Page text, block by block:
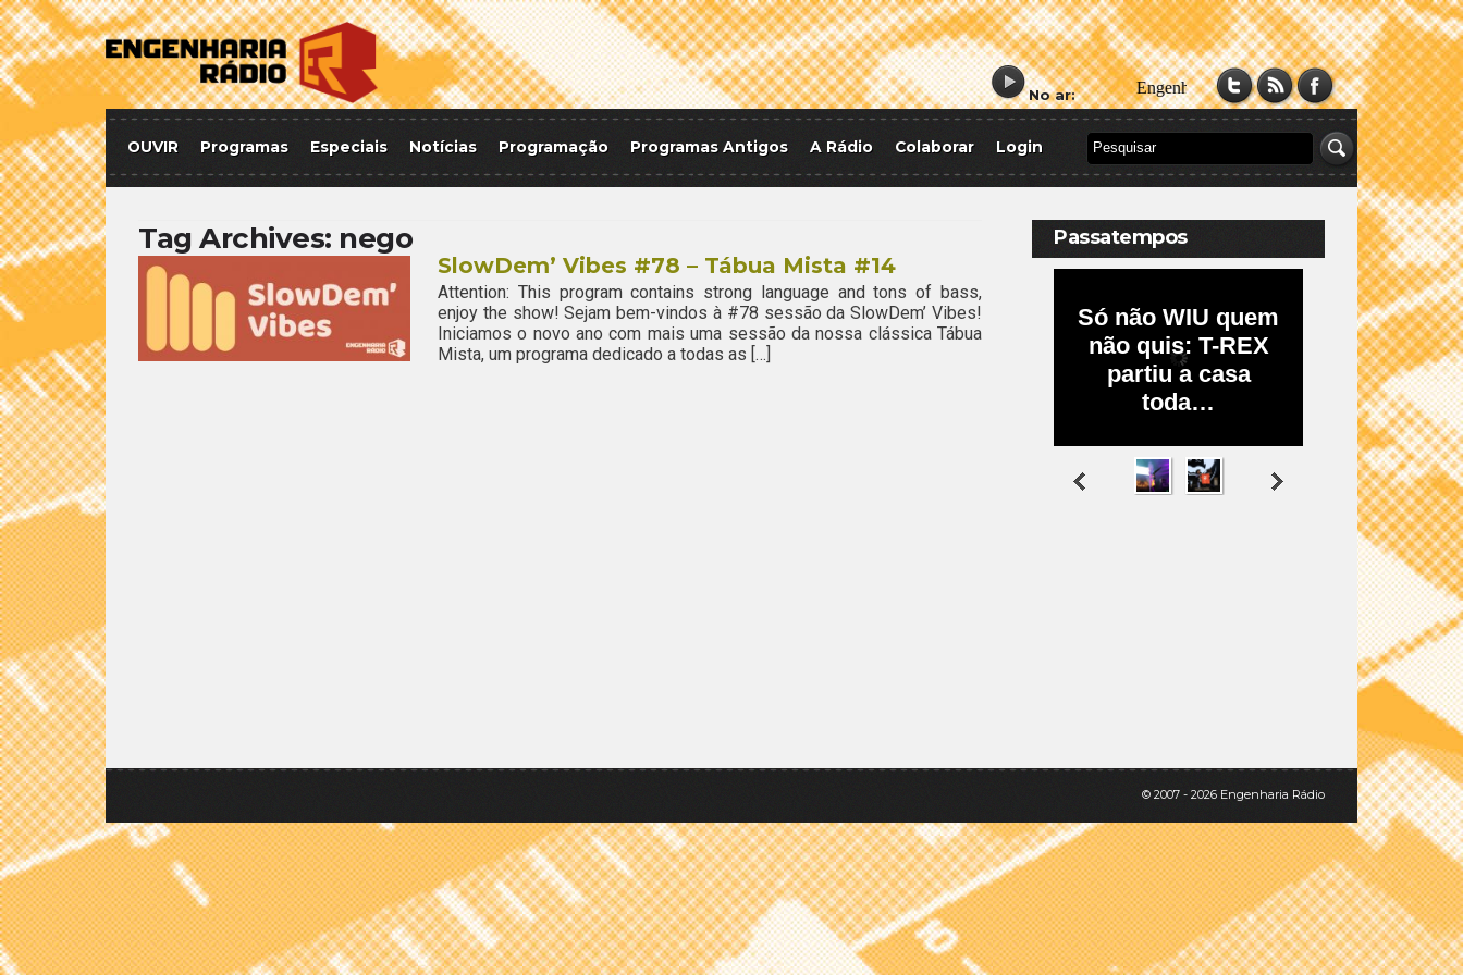
No ar:
OUVIR Programas Especiais Notícias Programação Programas Antigos A Rádio Colaborar Login
Tag Archives: nego
SlowDem’ Vibes #78 – Tábua Mista #14
Attention: This program contains strong language and tons of bass,
enjoy the show! Sejam bem-vindos à #78 sessão da SlowDem’ Vibes!
Iniciamos o novo ano com mais uma sessão da nossa clássica Tábua
Mista, um programa dedicado a todas as […]
Passatempos
© 2007 - 2026 Engenharia Rádio